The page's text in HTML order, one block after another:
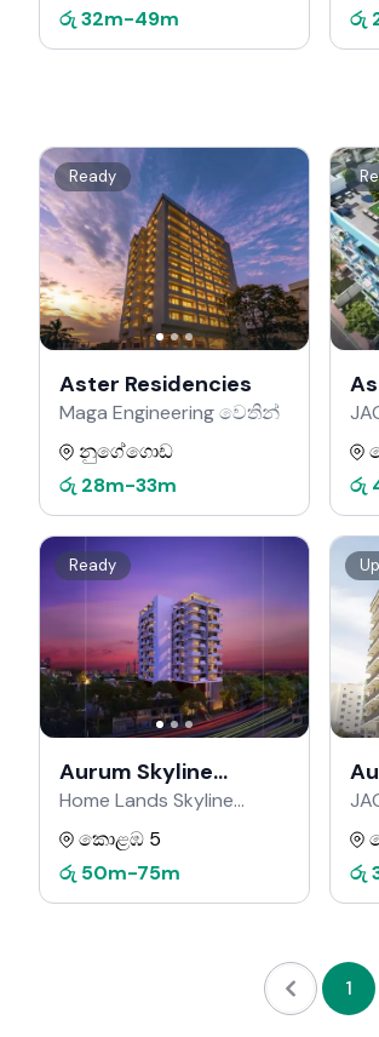
රු 32m-49m
රු
Ready
Aster Residencies
Maga Engineering වෙතින්
නුගේගොඩ
රු 28m-33m
රු
Ready
Aurum Skyline
Residencies
Home Lands Skyline
වෙතින්
කොළඹ 5
රු 50m-75m
රු
1